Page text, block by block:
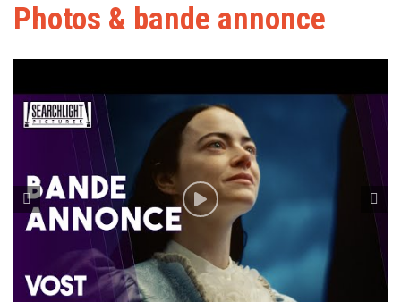
Photos & bande annonce